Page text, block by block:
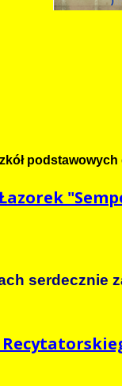
podstawowych